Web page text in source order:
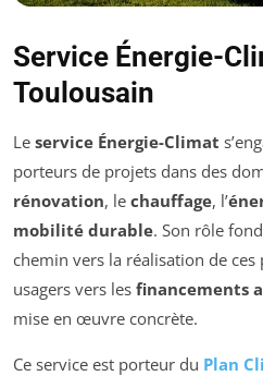
Service Énergie-
Toulousain
Le service Énergie-Climat
porteurs de projets dans des
rénovation, le chauffage, l’
mobilité durable. Son rôle
chemin vers la réalisation de
usagers vers les financements
mise en œuvre concrète.
Ce service est porteur du Plan